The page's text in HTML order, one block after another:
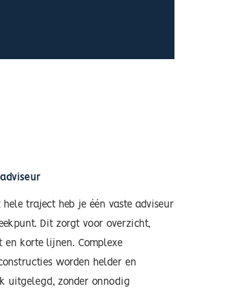
hele traject heb je één vaste adviseur
Dit zorgt voor overzicht,
en korte lijnen. Complexe
worden helder en
uitgelegd, zonder onnodig